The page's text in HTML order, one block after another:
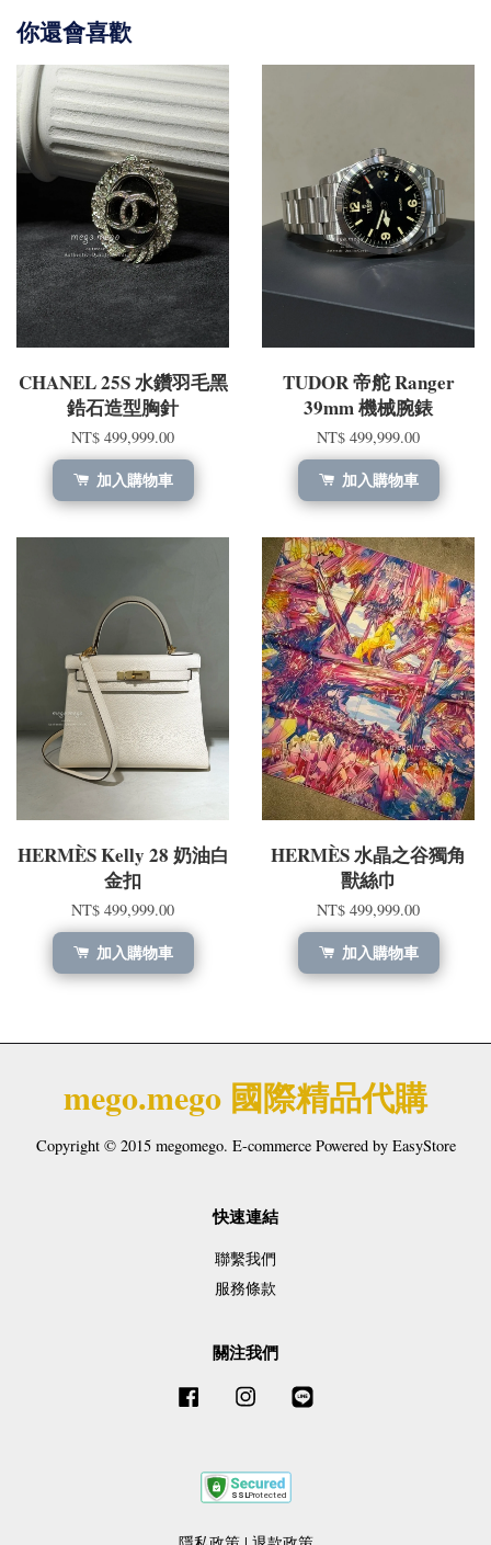
你還會喜歡
CHANEL 25S 水鑽羽毛黑
鋯石造型胸針
NT$ 499,999.00
加入購物車
TUDOR 帝舵 Ranger
39mm 機械腕錶
NT$ 499,999.00
加入購物車
HERMÈS Kelly 28 奶油白
金扣
NT$ 499,999.00
加入購物車
HERMÈS 水晶之谷獨角
獸絲巾
NT$ 499,999.00
加入購物車
mego.mego 國際精品代購
Copyright © 2015 megomego. E-commerce Powered by EasyStore
快速連結
聯繫我們
服務條款
關注我們
Facebook Instagram